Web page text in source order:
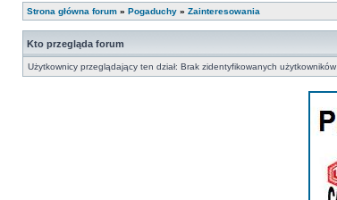
Strona główna forum » Pogaduchy » Zainteresowania
Kto przegląda forum
Użytkownicy przeglądający ten dział: Brak zidentyfikowanych użytkowników